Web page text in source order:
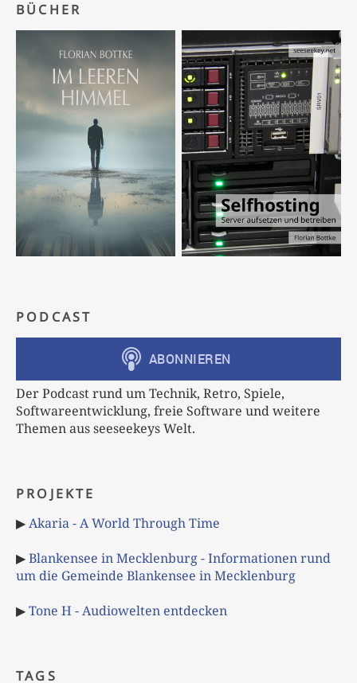
BÜCHER
PODCAST
Der Podcast rund um Technik, Retro, Spiele,
Softwareentwicklung, freie Software und weitere
Themen aus seeseekeys Welt.
PROJEKTE
▶Akaria - A World Through Time
▶Blankensee in Mecklenburg - Informationen rund
um die Gemeinde Blankensee in Mecklenburg
▶Tone H - Audiowelten entdecken
TAGS